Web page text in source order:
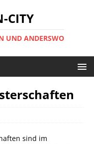
CITY
UND ANDERSWO
sind im